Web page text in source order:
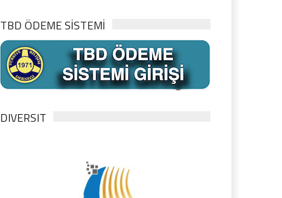
TBD ÖDEME SİSTEMİ
DIVERSIT